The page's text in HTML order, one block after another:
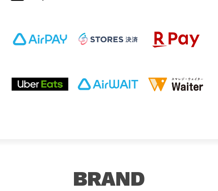
BRAND